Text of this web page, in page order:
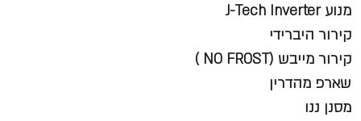
מנוע J-Tech Inverter
קירור היברידי
קירור מייבש (NO FROST )
שארפ מהדרין
מסנן ננו